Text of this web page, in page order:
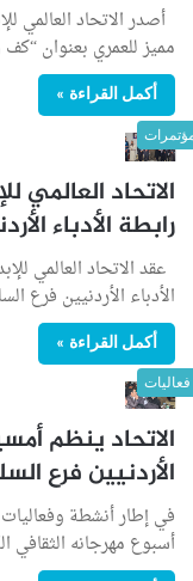
أصدر الاتحاد العالمي
مميز للعمري بعنوان “كف
أكمل القراءة »
الاتحاد العالمي
رابطة الأدباء
عقد الاتحاد العالمي
الأدباء الأردنيين فرع
أكمل القراءة »
فعاليات
الاتحاد ينظم
الأردنيين فرع
في إطار أنشطة وفعاليات
أسبوع مهرجانه الثقافي